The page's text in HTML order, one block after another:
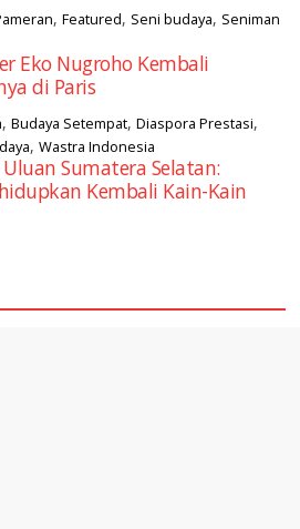
,Featured, Seni budaya, Seniman
Eko Nugroho Kembali
di Paris
,Budaya Setempat,Diaspora Prestasi,
,Wastra Indonesia
Sumatera Selatan:
Kembali Kain-Kain